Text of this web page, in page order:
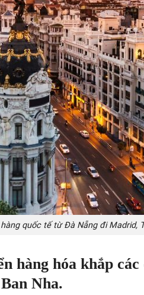
hàng quốc tế từ Đà Nẵng đi Madrid,
hàng hóa khắp
Nha.